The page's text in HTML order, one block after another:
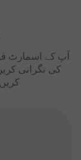
آپ کے اسمارٹ
کی نگرانی